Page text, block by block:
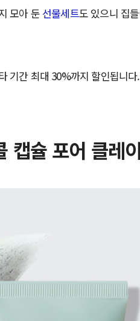
모아 둔 선물세트도 있으니 집
기간 최대 30%까지 할인됩니다.
캡슐 포어 클레